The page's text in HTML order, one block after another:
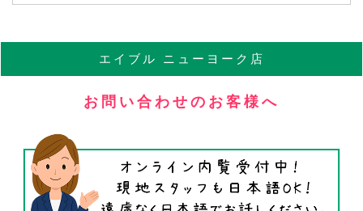
エイブル ニューヨーク店
お問い合わせのお客様へ